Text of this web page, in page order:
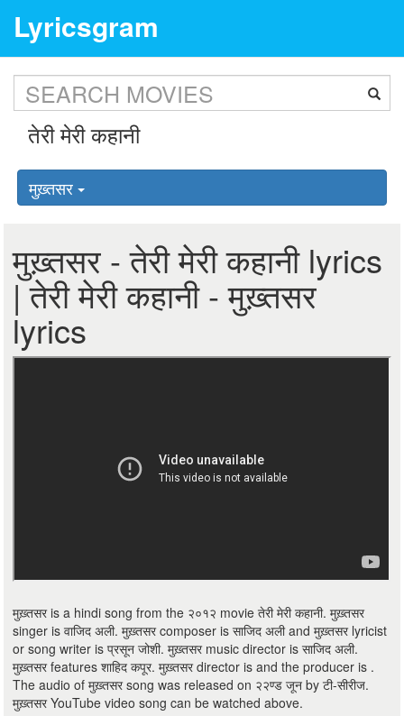
Lyricsgram
मुख़्तसर
मुख़्तसर - तेरी मेरी कहानी lyrics
| तेरी मेरी कहानी - मुख़्तसर
lyrics
मुख़्तसर is a hindi song from the २०१२ movie तेरी मेरी कहानी. मुख़्तसर
singer is वाजिद अली. मुख़्तसर composer is साजिद अली and मुख़्तसर lyricist
or song writer is प्रसून जोशी. मुख़्तसर music director is साजिद अली.
मुख़्तसर features शाहिद कपूर. मुख़्तसर director is and the producer is .
The audio of मुख़्तसर song was released on २२ण्ड जून by टी-सीरीज.
मुख़्तसर YouTube video song can be watched above.